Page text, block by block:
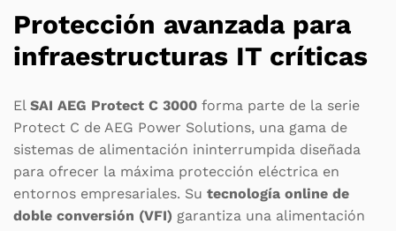
Protección avanzada para
infraestructuras IT críticas
El SAI AEG Protect C 3000 forma parte de la serie
Protect C de AEG Power Solutions, una gama de
sistemas de alimentación ininterrumpida diseñada
para ofrecer la máxima protección eléctrica en
entornos empresariales. Su tecnología online de
doble conversión (VFI) garantiza una alimentación